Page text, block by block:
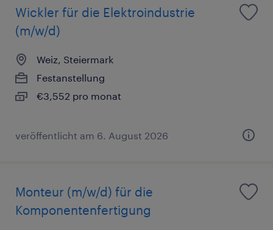
Wickler für die Elektroindustrie
(m/w/d)
Weiz, Steiermark
Festanstellung
€3,552 pro monat
veröffentlicht am 6. August 2026
Monteur (m/w/d) für die
Komponentenfertigung